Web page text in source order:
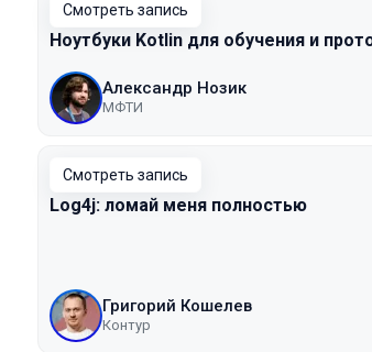
Смотреть запись
Ноутбуки Kotlin для обучения и
Александр Нозик
МФТИ
Смотреть запись
Log4j: ломай меня полностью
Григорий Кошелев
Контур